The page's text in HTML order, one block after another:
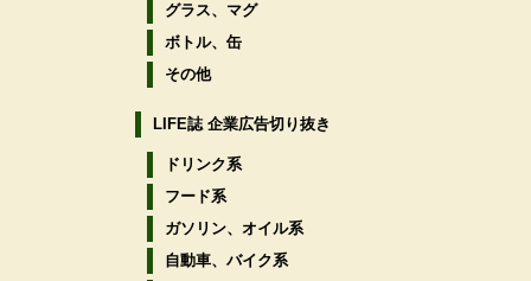
グラス、マグ
ボトル、缶
その他
LIFE誌 企業広告切り抜き
ドリンク系
フード系
ガソリン、オイル系
自動車、バイク系